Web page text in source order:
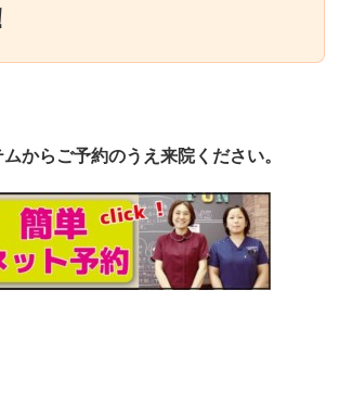
からご予約のうえ来院ください。